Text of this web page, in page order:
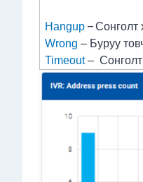
Hangup –Сонголт
Wrong – Буруу
Timeout – Сонголт